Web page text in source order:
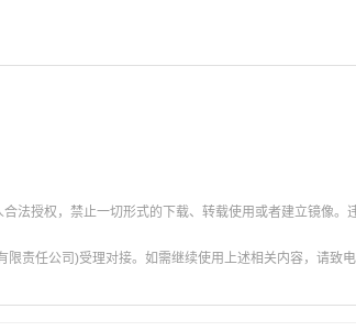
授权，禁止一切形式的下载、转载使用或者建立镜像。
责任公司)受理对接。如需继续使用上述相关内容，请致